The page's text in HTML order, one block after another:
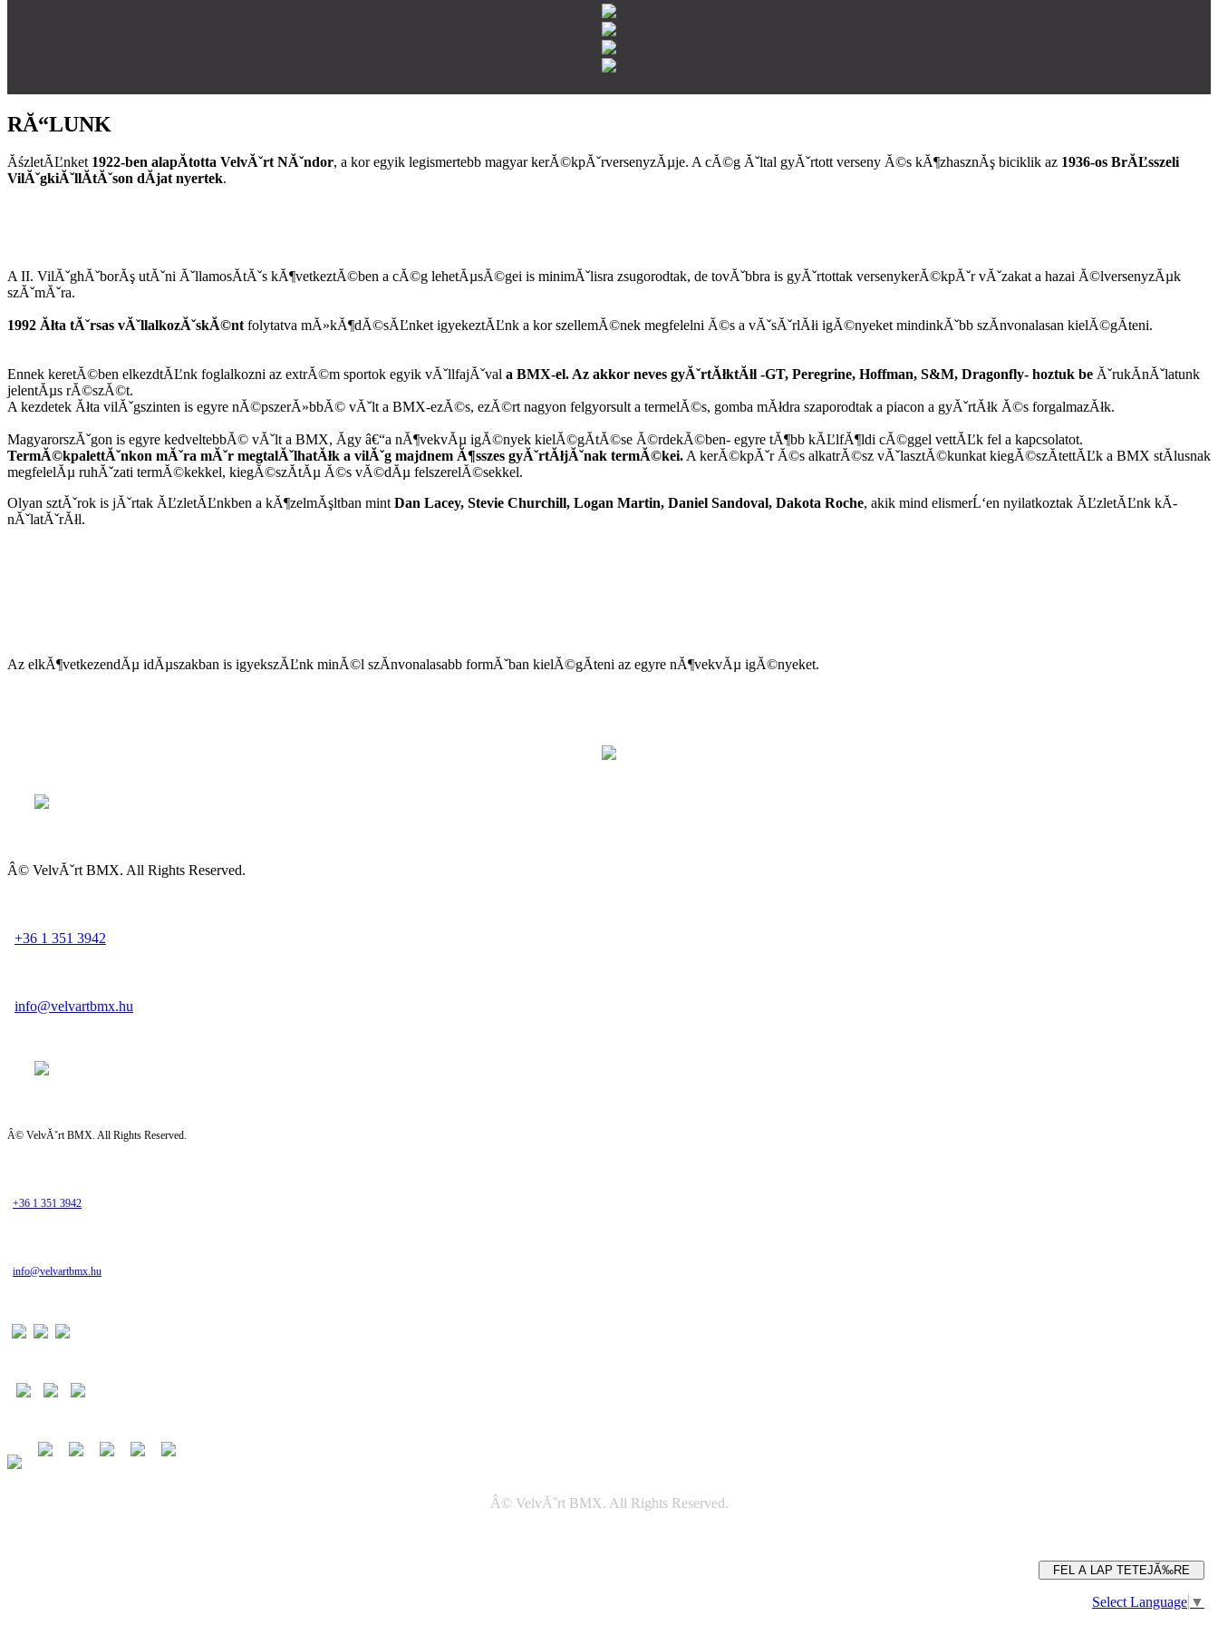
RĂ“LUNK
ĂśzletĂĽnket 1922-ben alapĂ­totta VelvĂˇrt NĂˇndor, a kor egyik legismertebb magyar kerĂ©kpĂˇrversenyzĂµje. A cĂ©g Ăˇltal gyĂˇrtott verseny Ă©s kĂ¶zhasznĂş biciklik az 1936-os BrĂĽsszeli
VilĂˇgkiĂˇllĂ­tĂˇson dĂ­jat nyertek.
A II. VilĂˇghĂˇborĂş utĂˇni ĂˇllamosĂ­tĂˇs kĂ¶vetkeztĂ©ben a cĂ©g lehetĂµsĂ©gei is minimĂˇlisra zsugorodtak, de tovĂˇbbra is gyĂˇrtottak versenykerĂ©kpĂˇr vĂˇzakat a hazai Ă©lversenyzĂµk
szĂˇmĂˇra.
1992 Ăłta tĂˇrsas vĂˇllalkozĂˇskĂ©ntfolytatva mĂ»kĂ¶dĂ©sĂĽnket igyekeztĂĽnk a kor szellemĂ©nek megfelelni Ă©s a vĂˇsĂˇrlĂłi igĂ©nyeket mindinkĂˇbb szĂ­nvonalasan kielĂ©gĂ­teni.
Ennek keretĂ©ben elkezdtĂĽnk foglalkozni az extrĂ©m sportok egyik vĂˇllfajĂˇval a BMX-el. Az akkor neves gyĂˇrtĂłktĂłl -GT, Peregrine, Hoffman, S&M, Dragonfly- hoztuk be ĂˇrukĂ­nĂˇlatunk
jelentĂµs rĂ©szĂ©t.
A kezdetek Ăłta vilĂˇgszinten is egyre nĂ©pszerĂ»bbĂ© vĂˇlt a BMX-ezĂ©s, ezĂ©rt nagyon felgyorsult a termelĂ©s, gomba mĂłdra szaporodtak a piacon a gyĂˇrtĂłk Ă©s forgalmazĂłk.
MagyarorszĂˇgon is egyre kedveltebbĂ© vĂˇlt a BMX, Ă­gy â€“a nĂ¶vekvĂµ igĂ©nyek kielĂ©gĂ­tĂ©se Ă©rdekĂ©ben- egyre tĂ¶bb kĂĽlfĂ¶ldi cĂ©ggel vettĂĽk fel a kapcsolatot.
TermĂ©kpalettĂˇnkon mĂˇra mĂˇr megtalĂˇlhatĂłk a vilĂˇg majdnem Ă¶sszes gyĂˇrtĂłjĂˇnak termĂ©kei.A kerĂ©kpĂˇr Ă©s alkatrĂ©sz vĂˇlasztĂ©kunkat kiegĂ©szĂ­tettĂĽk a BMX stĂ­lusnak
megfelelĂµ ruhĂˇzati termĂ©kekkel, kiegĂ©szĂ­tĂµ Ă©s vĂ©dĂµ felszerelĂ©sekkel.
Olyan sztĂˇrok is jĂˇrtak ĂĽzletĂĽnkben a kĂ¶zelmĂşltban mintDan Lacey, Stevie Churchill, Logan Martin, Daniel Sandoval, Dakota Roche, akik mind elismerĹ‘en nyilatkoztak ĂĽzletĂĽnk kĂ­
nĂˇlatĂˇrĂłl.
Az elkĂ¶vetkezendĂµ idĂµszakban is igyekszĂĽnk minĂ©l szĂ­nvonalasabb formĂˇban kielĂ©gĂ­teni az egyre nĂ¶vekvĂµ igĂ©nyeket.
FEL A LAP TETEJĂ‰RE
Select Language ▼
Â© VelvĂˇrt BMX. All Rights Reserved.
+36 1 351 3942
info@velvartbmx.hu
Â© VelvĂˇrt BMX. All Rights Reserved.
+36 1 351 3942
info@velvartbmx.hu
Â© VelvĂˇrt BMX. All Rights Reserved.